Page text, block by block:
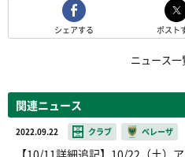
シェアする ポスト
ニュース一
関連ニュース
2022.09.22 クラブ ベレーザ
【10/11詳細追記】10/22（土）